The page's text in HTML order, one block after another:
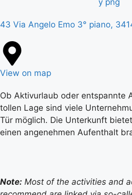
43 Via Angelo Emo 3° piano,
View on map
Ob Aktivurlaub oder entspannte
tollen Lage sind viele
Tür möglich. Die Unterkunft
einen angenehmen Aufenthalt
Note: Most of the activities and